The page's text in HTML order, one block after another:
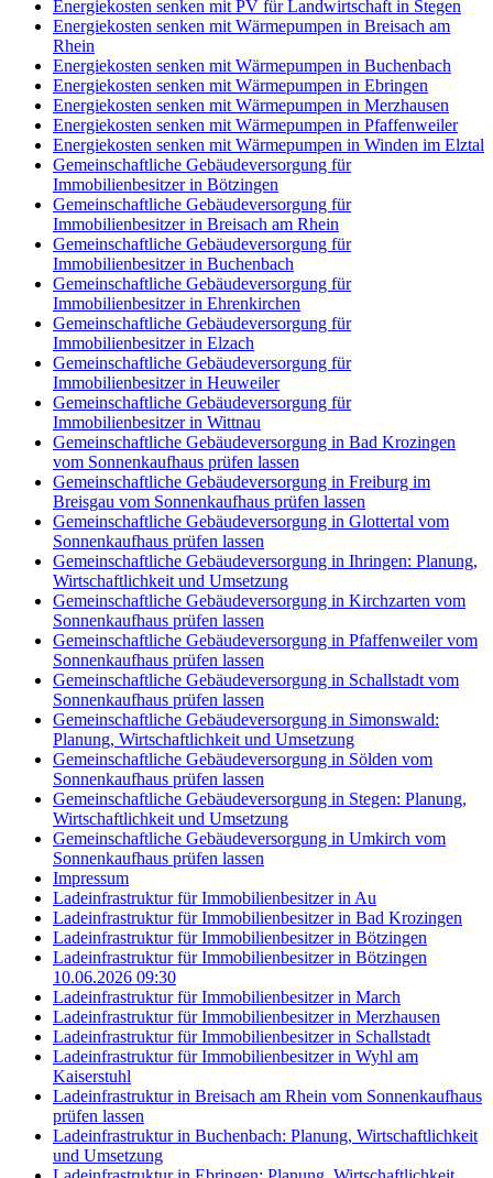
Energiekosten senken mit PV für Landwirtschaft in Stegen
Energiekosten senken mit Wärmepumpen in Breisach am
Rhein
Energiekosten senken mit Wärmepumpen in Buchenbach
Energiekosten senken mit Wärmepumpen in Ebringen
Energiekosten senken mit Wärmepumpen in Merzhausen
Energiekosten senken mit Wärmepumpen in Pfaffenweiler
Energiekosten senken mit Wärmepumpen in Winden im Elztal
Gemeinschaftliche Gebäudeversorgung für
Immobilienbesitzer in Bötzingen
Gemeinschaftliche Gebäudeversorgung für
Immobilienbesitzer in Breisach am Rhein
Gemeinschaftliche Gebäudeversorgung für
Immobilienbesitzer in Buchenbach
Gemeinschaftliche Gebäudeversorgung für
Immobilienbesitzer in Ehrenkirchen
Gemeinschaftliche Gebäudeversorgung für
Immobilienbesitzer in Elzach
Gemeinschaftliche Gebäudeversorgung für
Immobilienbesitzer in Heuweiler
Gemeinschaftliche Gebäudeversorgung für
Immobilienbesitzer in Wittnau
Gemeinschaftliche Gebäudeversorgung in Bad Krozingen
vom Sonnenkaufhaus prüfen lassen
Gemeinschaftliche Gebäudeversorgung in Freiburg im
Breisgau vom Sonnenkaufhaus prüfen lassen
Gemeinschaftliche Gebäudeversorgung in Glottertal vom
Sonnenkaufhaus prüfen lassen
Gemeinschaftliche Gebäudeversorgung in Ihringen: Planung,
Wirtschaftlichkeit und Umsetzung
Gemeinschaftliche Gebäudeversorgung in Kirchzarten vom
Sonnenkaufhaus prüfen lassen
Gemeinschaftliche Gebäudeversorgung in Pfaffenweiler vom
Sonnenkaufhaus prüfen lassen
Gemeinschaftliche Gebäudeversorgung in Schallstadt vom
Sonnenkaufhaus prüfen lassen
Gemeinschaftliche Gebäudeversorgung in Simonswald:
Planung, Wirtschaftlichkeit und Umsetzung
Gemeinschaftliche Gebäudeversorgung in Sölden vom
Sonnenkaufhaus prüfen lassen
Gemeinschaftliche Gebäudeversorgung in Stegen: Planung,
Wirtschaftlichkeit und Umsetzung
Gemeinschaftliche Gebäudeversorgung in Umkirch vom
Sonnenkaufhaus prüfen lassen
Impressum
Ladeinfrastruktur für Immobilienbesitzer in Au
Ladeinfrastruktur für Immobilienbesitzer in Bad Krozingen
Ladeinfrastruktur für Immobilienbesitzer in Bötzingen
Ladeinfrastruktur für Immobilienbesitzer in Bötzingen
10.06.2026 09:30
Ladeinfrastruktur für Immobilienbesitzer in March
Ladeinfrastruktur für Immobilienbesitzer in Merzhausen
Ladeinfrastruktur für Immobilienbesitzer in Schallstadt
Ladeinfrastruktur für Immobilienbesitzer in Wyhl am
Kaiserstuhl
Ladeinfrastruktur in Breisach am Rhein vom Sonnenkaufhaus
prüfen lassen
Ladeinfrastruktur in Buchenbach: Planung, Wirtschaftlichkeit
und Umsetzung